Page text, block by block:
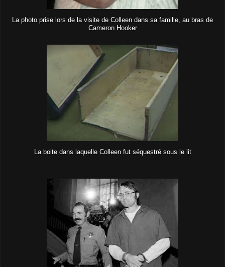
La photo prise lors de la visite de Colleen dans sa famille, au bras de
Cameron Hooker
La boite dans laquelle Colleen fut séquestré sous le lit